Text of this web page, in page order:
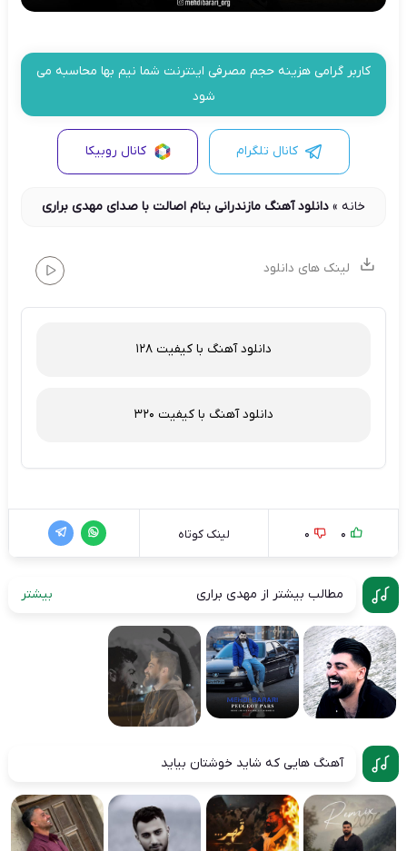
کاربر گرامی هزینه حجم مصرفی اینترنت شما نیم بها محاسبه می
شود
کانال تلگرام کانال روبیکا
خانه» دانلود آهنگ مازندرانی بنام اصالت با صدای مهدی براری
لینک های دانلود
دانلود آهنگ با کیفیت 128
دانلود آهنگ با کیفیت 320
0
0 لینک کوتاه
مطالب بیشتر از مهدی براری بیشتر
آهنگ هایی که شاید خوشتان بیاید